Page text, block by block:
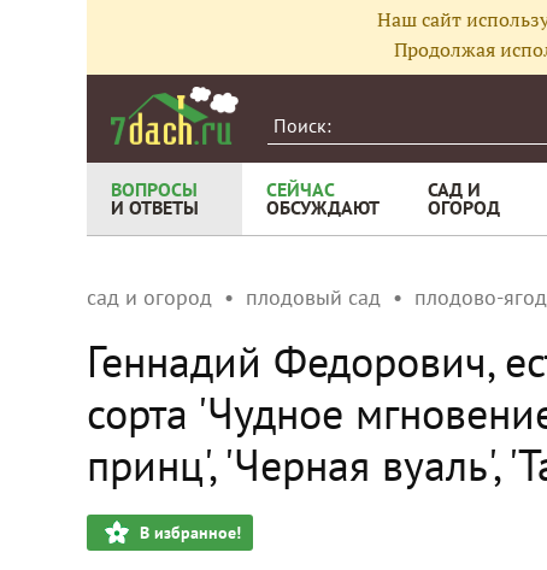
Наш сайт
Продолжая
ВОПРОСЫ
И ОТВЕТЫ
СЕЙЧАС
ОБСУЖДАЮТ
САД И
ОГОРОД
сад и огород плодовый сад плодово-
Геннадий Федорович,
сорта 'Чудное
принц', 'Черная вуаль',
В избранное!